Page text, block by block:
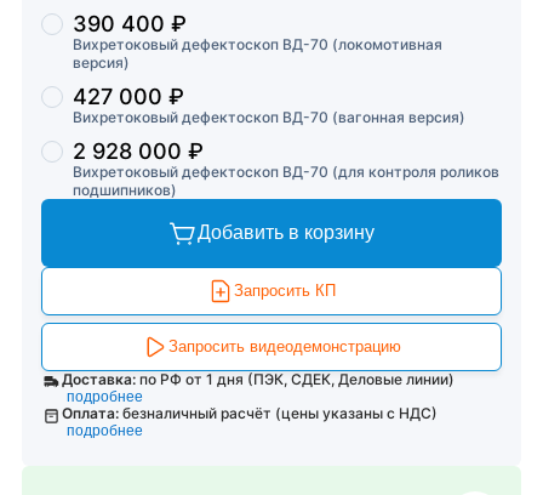
Вихретоковый дефектоскоп ВД-70 (локомотивная
версия)
390 400 ₽
Вихретоковый дефектоскоп ВД-70 (вагонная версия)
427 000 ₽
Вихретоковый дефектоскоп ВД-70 (для контроля роликов
подшипников)
2 928 000 ₽
Добавить в корзину
Запросить КП
Запросить видеодемонстрацию
Доставка: по РФ от 1 дня (ПЭК, СДЕК, Деловые линии)
подробнее
Оплата: безналичный расчёт (цены указаны с НДС)
подробнее